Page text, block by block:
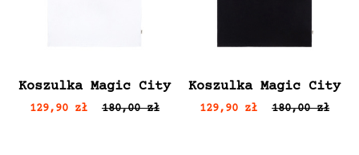
Koszulka Magic City
129,90 zł 180,00 zł
Koszulka Magic City
129,90 zł 180,00 zł